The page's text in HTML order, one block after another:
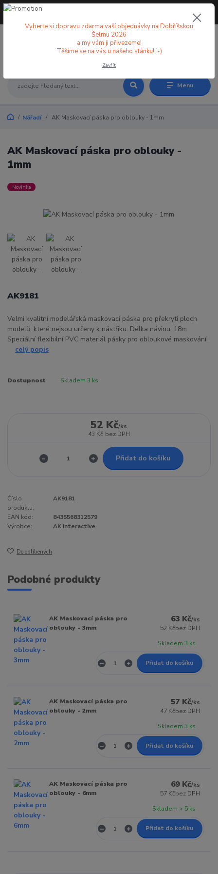
Menu
+420 773 998 582
Nářadí AK Maskovací páska pro oblouky - 1mm
AK Maskovací páska pro oblouky -
1mm
Novinka
AK9181
Velmi kvalitní modelářská maskovací páska pro překrytí ploch
modelů, které nejsou určeny k nástřiku. Délka návinu: 18m
Speciální flexibilní PVC materiál pásky pro obloukové maskování!
celý popis
Dostupnost Skladem 3 ks
52 Kč/ks
43 Kč bez DPH
Přidat do košíku
Číslo
produktu:
AK9181
EAN kód:
8435568312579
Výrobce:
AK Interactive
Do oblíbených
Podobné produkty
AK Maskovací páska pro
oblouky - 3mm
63 Kč/ks
52 Kčbez DPH
Skladem 3 ks
Přidat do košíku
AK Maskovací páska pro
oblouky - 2mm
57 Kč/ks
47 Kčbez DPH
Skladem 3 ks
Přidat do košíku
AK Maskovací páska pro
oblouky - 6mm
69 Kč/ks
57 Kčbez DPH
Skladem > 5 ks
Přidat do košíku
Vyberte si dopravu zdarma vaší objednávky na Dobříšskou
Šelmu 2026
a my vám ji přivezeme!
Těšíme se na vás u našeho stánku! :-)
Zavřít